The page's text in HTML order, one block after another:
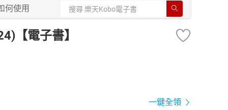
何使用
【電子書】
一鍵全領